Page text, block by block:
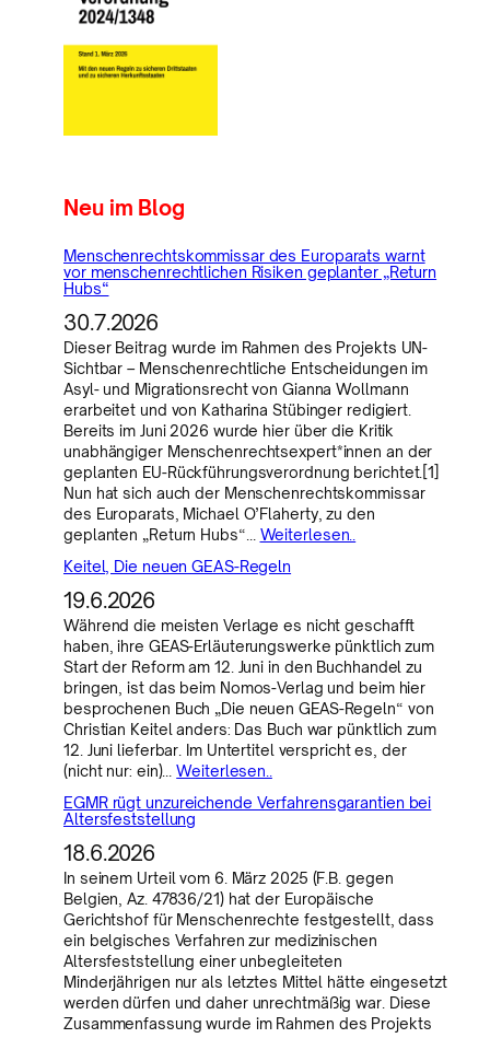
Neu im Blog
Menschenrechtskommissar des Europarats warnt
vor menschenrechtlichen Risiken geplanter „Return
Hubs“
30.7.2026
Dieser Beitrag wurde im Rahmen des Projekts UN-
Sichtbar – Menschenrechtliche Entscheidungen im
Asyl- und Migrationsrecht von Gianna Wollmann
erarbeitet und von Katharina Stübinger redigiert.
Bereits im Juni 2026 wurde hier über die Kritik
unabhängiger Menschenrechtsexpert*innen an der
geplanten EU-Rückführungsverordnung berichtet.[1]
Nun hat sich auch der Menschenrechtskommissar
des Europarats, Michael O’Flaherty, zu den
geplanten „Return Hubs“… Weiterlesen..
Keitel, Die neuen GEAS-Regeln
19.6.2026
Während die meisten Verlage es nicht geschafft
haben, ihre GEAS-Erläuterungswerke pünktlich zum
Start der Reform am 12. Juni in den Buchhandel zu
bringen, ist das beim Nomos-Verlag und beim hier
besprochenen Buch „Die neuen GEAS-Regeln“ von
Christian Keitel anders: Das Buch war pünktlich zum
12. Juni lieferbar. Im Untertitel verspricht es, der
(nicht nur: ein)…Weiterlesen..
EGMR rügt unzureichende Verfahrensgarantien bei
Altersfeststellung
18.6.2026
In seinem Urteil vom 6. März 2025 (F.B. gegen
Belgien, Az. 47836/21) hat der Europäische
Gerichtshof für Menschenrechte festgestellt, dass
ein belgisches Verfahren zur medizinischen
Altersfeststellung einer unbegleiteten
Minderjährigen nur als letztes Mittel hätte eingesetzt
werden dürfen und daher unrechtmäßig war. Diese
Zusammenfassung wurde im Rahmen des Projekts